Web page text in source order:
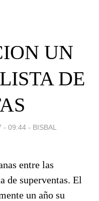
UN
DE
- 09:44 - BISBAL
entre las
de superventas. El
un año su